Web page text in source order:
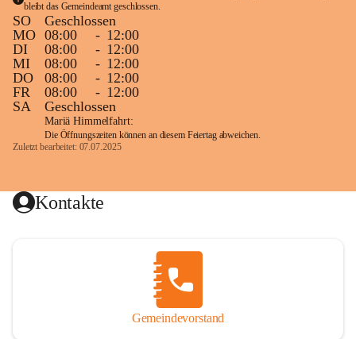
bleibt das Gemeindeamt geschlossen.
SO
Geschlossen
MO 08:00 - 12:00
DI
08:00 - 12:00
MI
08:00 - 12:00
DO
08:00 - 12:00
FR
08:00 - 12:00
SA
Geschlossen
Mariä Himmelfahrt:
Die Öffnungszeiten können an diesem Feiertag abweichen.
Zuletzt bearbeitet: 07.07.2025
Kontakte
Gemeindevorstand